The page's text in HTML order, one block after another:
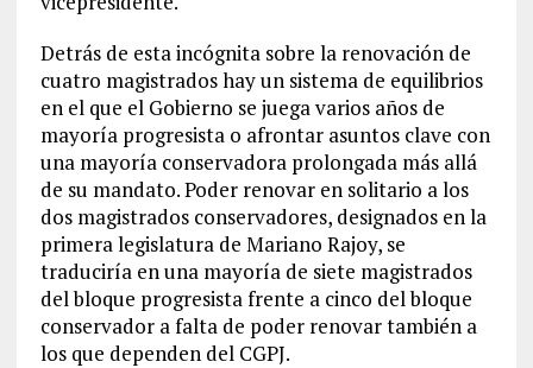
Detrás de esta incógnita sobre la renovación de
cuatro magistrados hay un sistema de equilibrios
en el que el Gobierno se juega varios años de
mayoría progresista o afrontar asuntos clave con
una mayoría conservadora prolongada más allá
de su mandato. Poder renovar en solitario a los
dos magistrados conservadores, designados en la
primera legislatura de Mariano Rajoy, se
traduciría en una mayoría de siete magistrados
del bloque progresista frente a cinco del bloque
conservador a falta de poder renovar también a
los que dependen del CGPJ.